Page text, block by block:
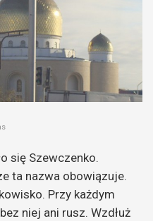
się Szewczenko.
ta nazwa obowiązuje.
Przy każdym
niej ani rusz. Wzdłuż